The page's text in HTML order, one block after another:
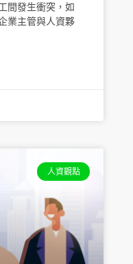
間發生衝突，如
業主管與人資夥
人資觀點